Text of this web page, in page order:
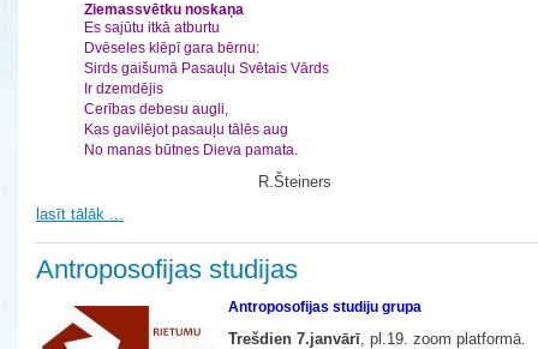
Ziemassvētku noskaņa
Es sajūtu itkā atburtu
Dvēseles klēpī gara bērnu:
Sirds gaišumā Pasauļu Svētais Vārds
Ir dzemdējis
Cerības debesu augli,
Kas gavilējot pasauļu tālēs aug
No manas būtnes Dieva pamata.
R.Šteiners
lasīt tālāk ...
Antroposofijas studijas
Antroposofijas studiju grupa
Trešdien 7.janvārī, pl.19. zoom platformā.